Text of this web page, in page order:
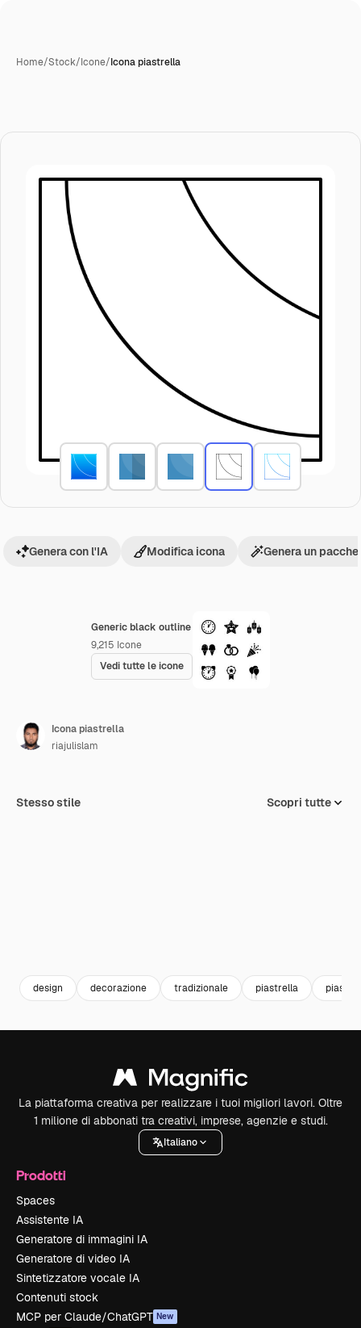
Home/Stock/Icone/Icona piastrella
Generic black outline
9,215 Icone
Vedi tutte le icone
Genera con l'IA Modifica icona Genera un
Icona piastrella
riajulislam
Stesso stile Scopri tutte
design decorazione tradizionale piastrella
La piattaforma creativa per realizzare i tuoi migliori lavori. Oltre
1 milione di abbonati tra creativi, imprese, agenzie e studi.
Italiano
Prodotti
Spaces
Assistente IA
Generatore di immagini IA
Generatore di video IA
Sintetizzatore vocale IA
Contenuti stock
MCP per Claude/ChatGPT New